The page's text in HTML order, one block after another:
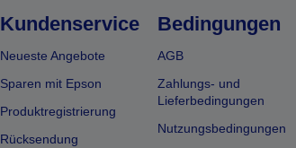
Kundenservice
Neueste Angebote
Sparen mit Epson
Produktregistrierung
Rücksendung
Bedingungen
AGB
Zahlungs- und
Lieferbedingungen
Nutzungsbedingungen